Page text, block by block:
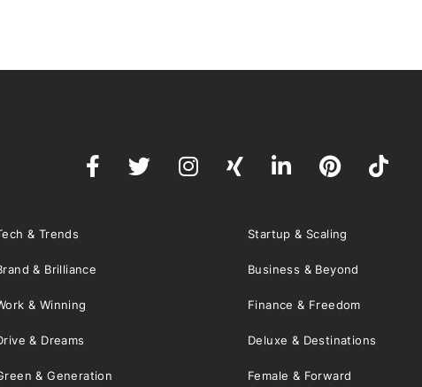
& Trends Startup & Scaling
& Brilliance Business & Beyond
& Winning Finance & Freedom
& Dreams Deluxe & Destinations
& Generation Female & Forward